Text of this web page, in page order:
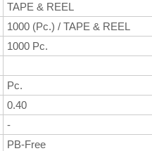
TAPE & REEL
1000 (Pc.) / TAPE & REEL
1000 Pc.
Pc.
0.40
-
PB-Free